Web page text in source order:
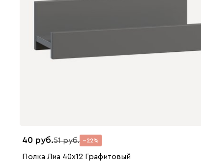
40 51 22
Полка Лиа 40x12 Графитовый